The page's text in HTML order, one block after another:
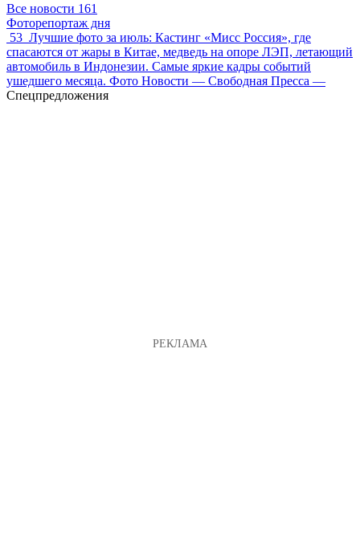
Все новости 161
Фоторепортаж дня
53 Лучшие фото за июль: Кастинг «Мисс Россия», где
спасаются от жары в Китае, медведь на опоре ЛЭП, летающий
автомобиль в Индонезии. Самые яркие кадры событий
ушедшего месяца. Фото Новости — Свободная Пресса —
Спецпредложения